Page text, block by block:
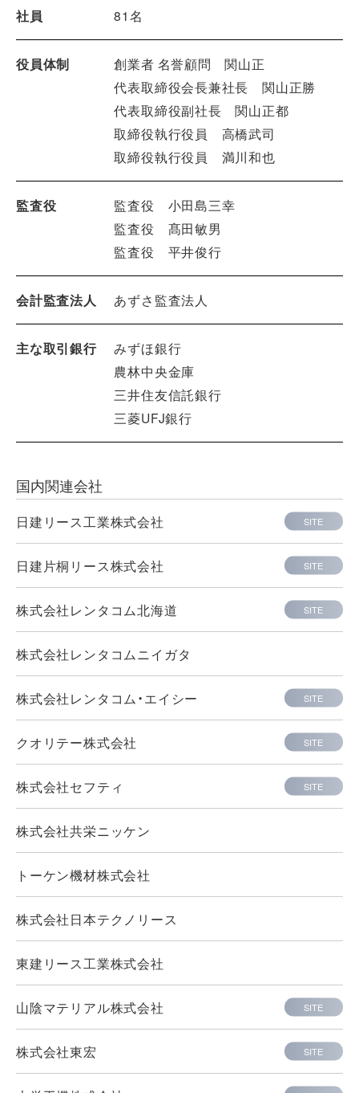
社員 81名
役員体制
創業者 名誉顧問 関山正
代表取締役会長兼社長 関山正勝
代表取締役副社長 関山正都
取締役執行役員 高橋武司
取締役執行役員 満川和也
監査役
監査役 小田島三幸
監査役 髙田敏男
監査役 平井俊行
会計監査法人 あずさ監査法人
主な取引銀行
みずほ銀行
農林中央金庫
三井住友信託銀行
三菱UFJ銀行
国内関連会社
日建リース工業株式会社 SITE
日建片桐リース株式会社 SITE
株式会社レンタコム北海道 SITE
株式会社レンタコムニイガタ
株式会社レンタコム・エイシー SITE
クオリテー株式会社 SITE
株式会社セフティ SITE
株式会社共栄ニッケン
トーケン機材株式会社
株式会社日本テクノリース
東建リース工業株式会社
山陰マテリアル株式会社 SITE
株式会社東宏 SITE